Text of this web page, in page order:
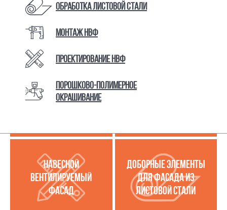
Обработка листовой стали
Монтаж НВФ
Проектирование НВФ
Порошково-полимерное
окрашивание
КАТАЛОГ ТОВАРОВ И УСЛУГ
УСЛУГИ ПО РАБОТЕ С
ЛИСТОВОЙ СТАЛЬЮ
МЕТАЛЛОКАССЕТЫ
НАВЕСНОЙ
ВЕНТИЛИРУЕМЫЙ
ФАСАД
ДОБОРНЫЕ ЭЛЕМЕНТЫ
ДЛЯ ФАСАДА ИЗ
ЛИСТОВОЙ СТАЛИ